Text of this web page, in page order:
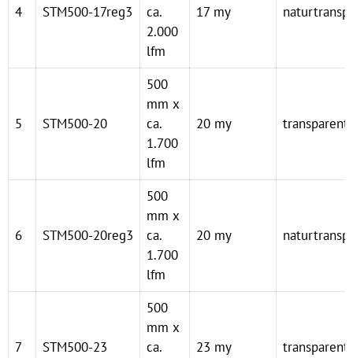
4 STM500-17reg3
ca.
2.000
lfm
17 my
5 STM500-20
500
mm x
ca.
1.700
lfm
20 my transparent
6 STM500-20reg3
500
mm x
ca.
1.700
lfm
20 my
7 STM500-23
500
mm x
ca.
23 my transparent